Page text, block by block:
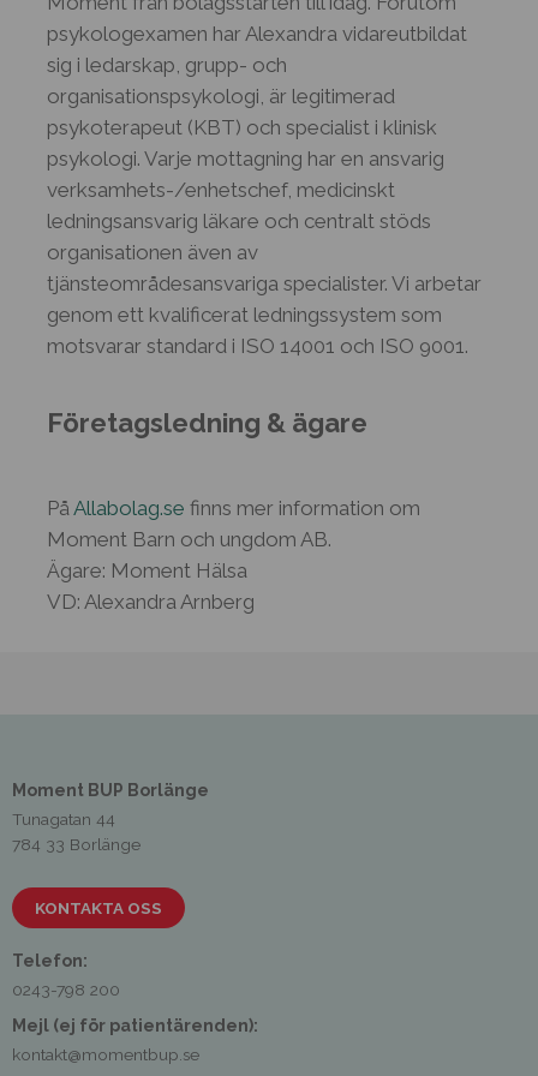
psykologexamen har Alexandra vidareutbildat
sig i ledarskap, grupp- och
organisationspsykologi, är legitimerad
psykoterapeut (KBT) och specialist i klinisk
psykologi. Varje mottagning har en ansvarig
verksamhets-/enhetschef, medicinskt
ledningsansvarig läkare och centralt stöds
organisationen även av
tjänsteområdesansvariga specialister. Vi arbetar
genom ett kvalificerat ledningssystem som
motsvarar standard i ISO 14001 och ISO 9001.
Företagsledning & ägare
På Allabolag.se finns mer information om
Moment Barn och ungdom AB.
Ägare: Moment Hälsa
VD: Alexandra Arnberg
Moment BUP Borlänge
Tunagatan 44
784 33 Borlänge
KONTAKTA OSS
Telefon:
0243-798 200
Mejl (ej för patientärenden):
kontakt@momentbup.se
för
personlig
anpassning
Cookies
för
annonsmätning
användning
av
Cookies
för
personlig
annonsmätning
till
användning
av
Cookies
för
anpassade
annonser